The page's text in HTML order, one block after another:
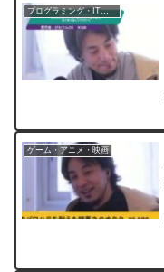
プログラミング・IT業界
ゲーム・アニメ・映画